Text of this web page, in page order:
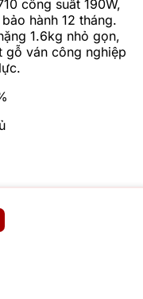
công suất 190W,
hành 12 tháng.
1.6kg nhỏ gọn,
gỗ ván công nghiệp